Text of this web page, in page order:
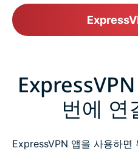
번에 연
ExpressVPN 앱을 사용하면